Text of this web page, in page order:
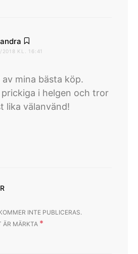
2018 KL. 16:41
mina bästa köp.
i helgen och tror
lika välanvänd!
INTE PUBLICERAS.
ÄR MÄRKTA *